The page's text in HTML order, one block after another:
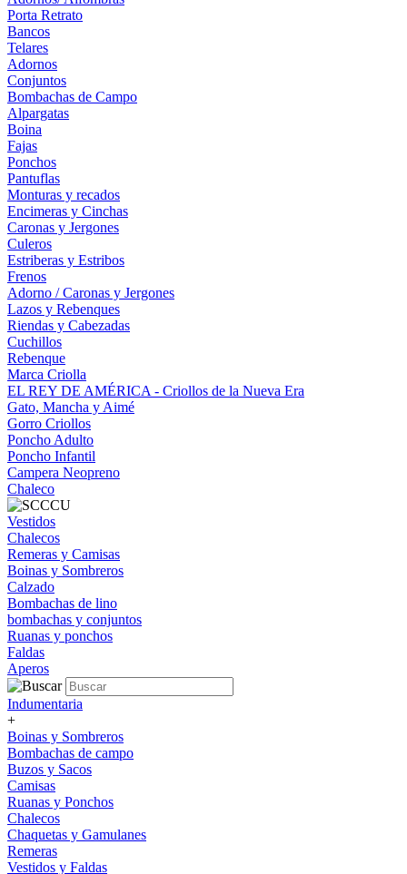
Porta Retrato
Bancos
Telares
Adornos
Conjuntos
Bombachas de Campo
Alpargatas
Boina
Fajas
Ponchos
Pantuflas
Monturas y recados
Encimeras y Cinchas
Caronas y Jergones
Culeros
Estriberas y Estribos
Frenos
Adorno / Caronas y Jergones
Lazos y Rebenques
Riendas y Cabezadas
Cuchillos
Rebenque
Marca Criolla
EL REY DE AMÉRICA - Criollos de la Nueva Era
Gato, Mancha y Aimé
Gorro Criollos
Poncho Adulto
Poncho Infantil
Campera Neopreno
Chaleco
Vestidos
Chalecos
Remeras y Camisas
Boinas y Sombreros
Calzado
Bombachas de lino
bombachas y conjuntos
Ruanas y ponchos
Faldas
Aperos
Indumentaria
+
Boinas y Sombreros
Bombachas de campo
Buzos y Sacos
Camisas
Ruanas y Ponchos
Chalecos
Chaquetas y Gamulanes
Remeras
Vestidos y Faldas